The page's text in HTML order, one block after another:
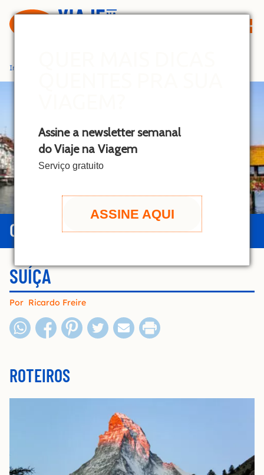
Assine a newsletter semanal
do Viaje na Viagem
Serviço gratuito
ASSINE AQUI
t
e
n
t
Início
GUIA DA SUÍÇA
SUÍÇA
Por Ricardo Freire
ROTEIROS